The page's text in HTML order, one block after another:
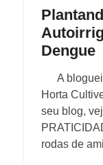
Dengue
A
Horta
seu blog,
rodas de